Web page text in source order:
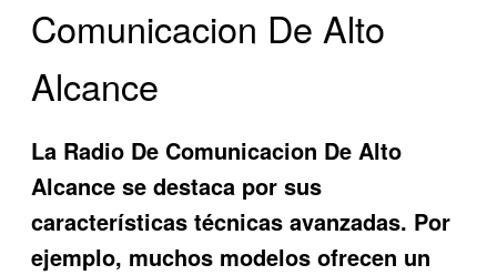
Comunicacion De Alto
Alcance
La Radio De Comunicacion De Alto
Alcance se destaca por sus
características técnicas avanzadas. Por
ejemplo, muchos modelos ofrecen un